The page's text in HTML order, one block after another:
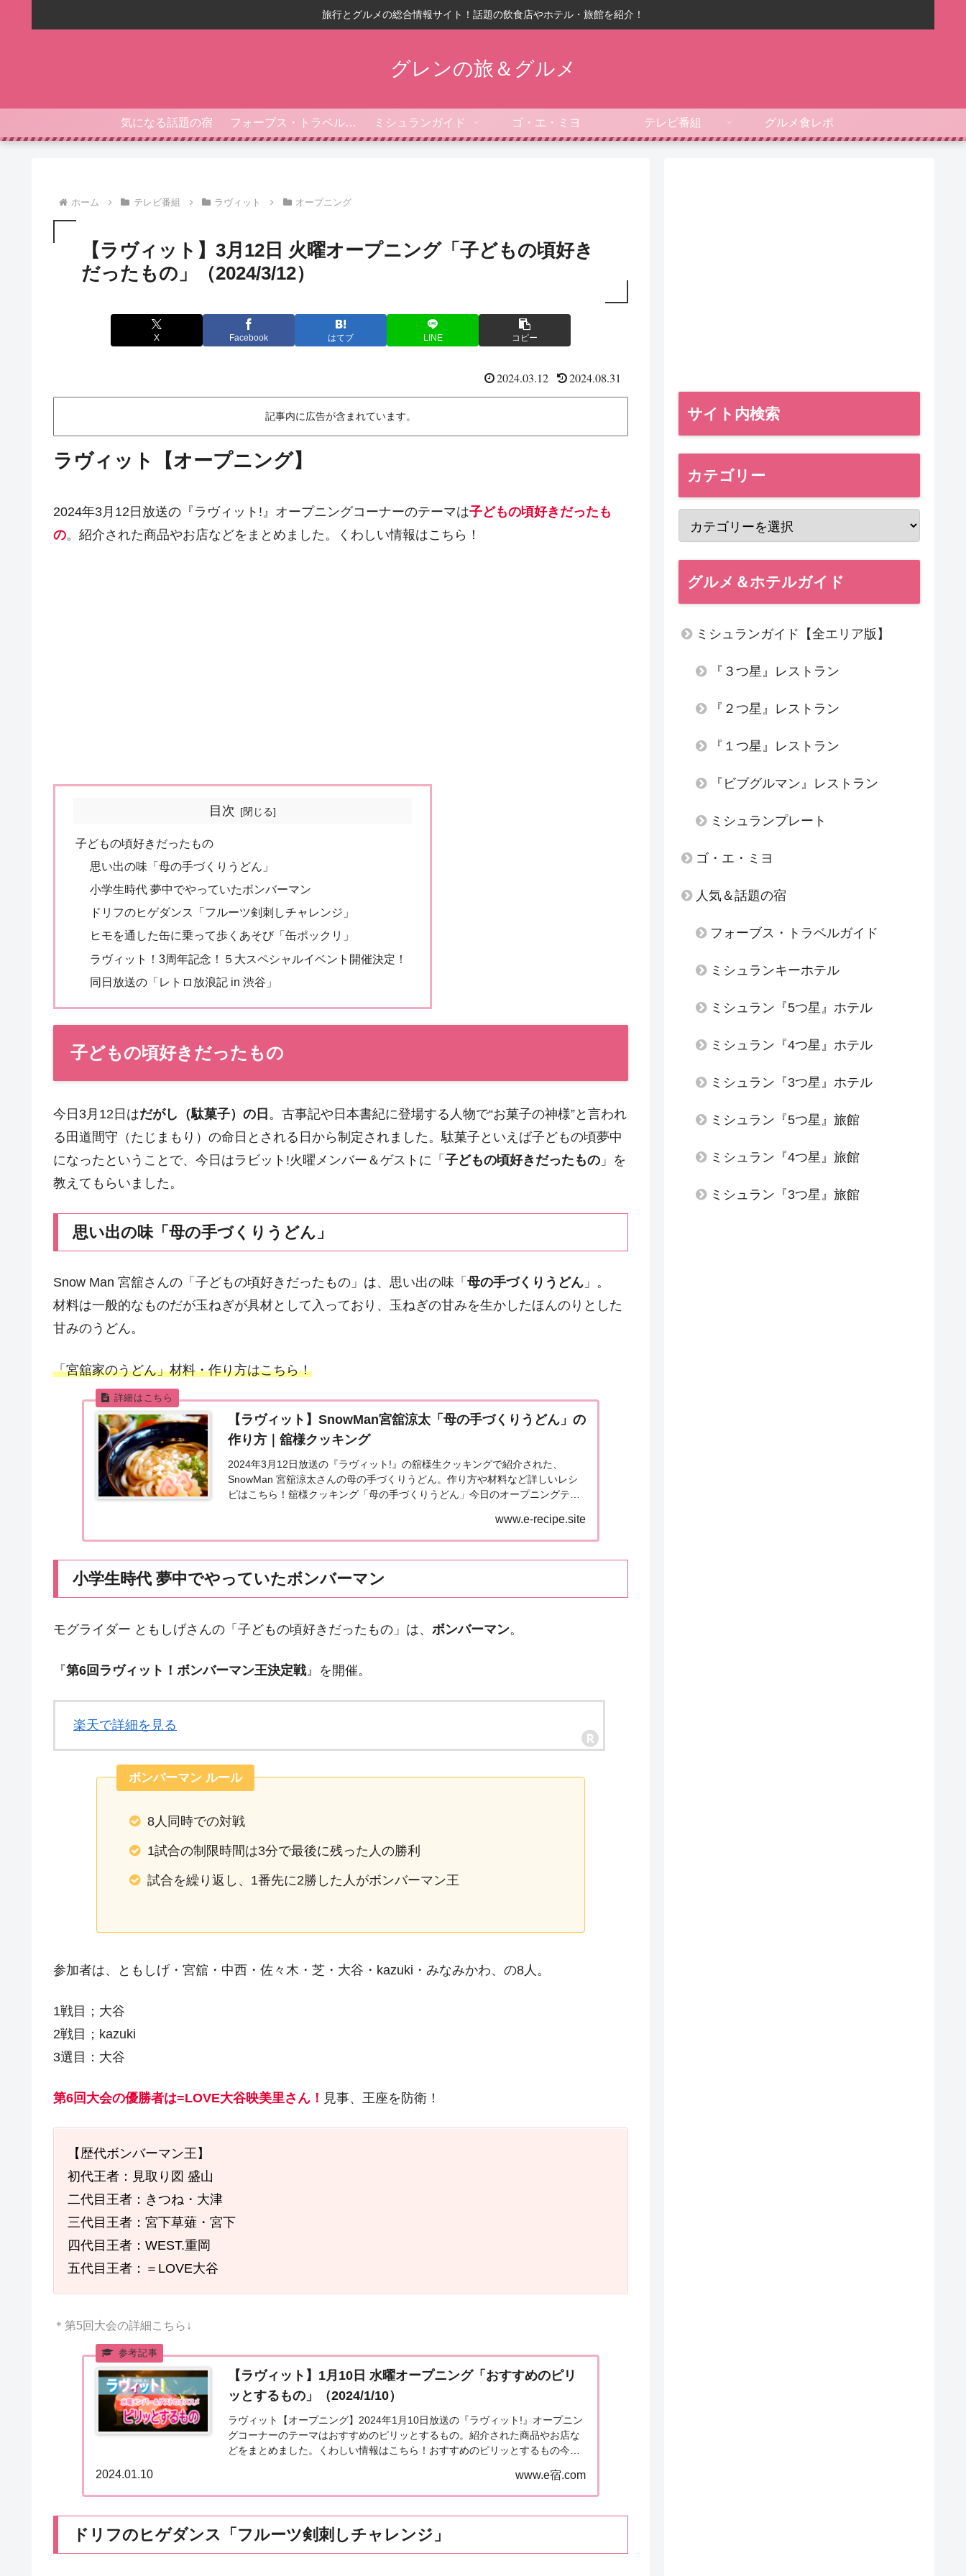
旅行とグルメの総合情報サイト！話題の飲食店やホテル・旅館を紹介！
グレンの旅＆グルメ
気になる話題の宿 フォーブス・トラベルガイド ミシュランガイド ゴ・エ・ミヨ テレビ番組 グルメ食レポ
ホーム テレビ番組 ラヴィット オープニング
【ラヴィット】3月12日 火曜オープニング「子どもの頃好き
だったもの」（2024/3/12）
X Facebook はてブ LINE コピー
2024.03.12 2024.08.31
記事内に広告が含まれています。
ラヴィット【オープニング】
2024年3月12日放送の『ラヴィット!』オープニングコーナーのテーマは子どもの頃好きだったも
の。紹介された商品やお店などをまとめました。くわしい情報はこちら！
目次
子どもの頃好きだったもの
思い出の味「母の手づくりうどん」
小学生時代 夢中でやっていたボンバーマン
ドリフのヒゲダンス「フルーツ剣刺しチャレンジ」
ヒモを通した缶に乗って歩くあそび「缶ポックリ」
ラヴィット！3周年記念！５大スペシャルイベント開催決定！
同日放送の「レトロ放浪記 in 渋谷」
子どもの頃好きだったもの
今日3月12日はだがし（駄菓子）の日 。古事記や日本書紀に登場する人物で“お菓子の神様”と言われ
る田道間守（たじまもり）の命日とされる日から制定されました。駄菓子といえば子どもの頃夢中
になったということで、今日はラビット!火曜メンバー＆ゲストに「 子どもの頃好きだったもの 」を
教えてもらいました。
思い出の味「母の手づくりうどん」
Snow Man 宮舘さんの「子どもの頃好きだったもの」は、思い出の味「 母の手づくりうどん 」。
材料は一般的なものだが玉ねぎが具材として入っており、玉ねぎの甘みを生かしたほんのりとした
甘みのうどん。
「宮舘家のうどん」材料・作り方はこちら！
【ラヴィット】SnowMan宮舘涼太「母の手づくりうどん」の
作り方｜舘様クッキング
2024年3月12日放送の『ラヴィット!』の舘様生クッキングで紹介された、
SnowMan 宮舘涼太さんの母の手づくりうどん。作り方や材料など詳しいレシ
ピはこちら！舘様クッキング「母の手づくりうどん」今日のオープニングテー
www.e-recipe.site
小学生時代 夢中でやっていたボンバーマン
モグライダー ともしげさんの「子どもの頃好きだったもの」は、 ボンバーマン。
『第6回ラヴィット！ボンバーマン王決定戦』を開催。
楽天で詳細を見る
ボンバーマン ルール
8人同時での対戦
1試合の制限時間は3分で最後に残った人の勝利
試合を繰り返し、1番先に2勝した人がボンバーマン王
参加者は、ともしげ・宮舘・中西・佐々木・芝・大谷・kazuki・みなみかわ、の8人。
1戦目；大谷
2戦目；kazuki
3選目：大谷
第6回大会の優勝者は=LOVE大谷映美里さん！ 見事、王座を防衛！
【歴代ボンバーマン王】
初代王者：見取り図 盛山
二代目王者：きつね・大津
三代目王者：宮下草薙・宮下
四代目王者：WEST.重岡
五代目王者：＝LOVE大谷
＊第5回大会の詳細こちら↓
【ラヴィット】1月10日 水曜オープニング「おすすめのピリ
ッとするもの」（2024/1/10）
ラヴィット【オープニング】2024年1月10日放送の『ラヴィット!』オープニン
グコーナーのテーマはおすすめのピリッとするもの。紹介された商品やお店な
どをまとめました。くわしい情報はこちら！おすすめのピリッとするもの今日1
www.e宿.com
2024.01.10
ドリフのヒゲダンス「フルーツ剣刺しチャレンジ」
サイト内検索
カテゴリー
グルメ＆ホテルガイド
ミシュランガイド【全エリア版】
『３つ星』レストラン
『２つ星』レストラン
『１つ星』レストラン
『ビブグルマン』レストラン
ミシュランプレート
ゴ・エ・ミヨ
人気＆話題の宿
フォーブス・トラベルガイド
ミシュランキーホテル
ミシュラン『5つ星』ホテル
ミシュラン『4つ星』ホテル
ミシュラン『3つ星』ホテル
ミシュラン『5つ星』旅館
ミシュラン『4つ星』旅館
ミシュラン『3つ星』旅館